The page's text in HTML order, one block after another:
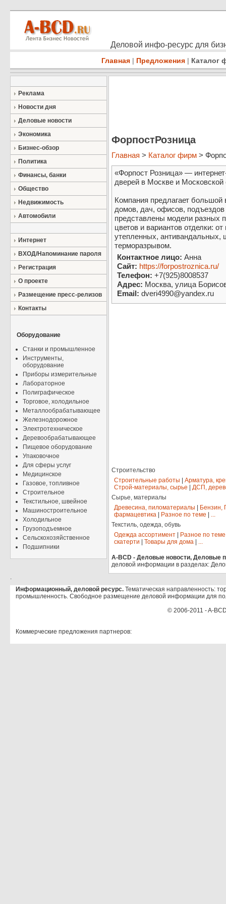
Деловой инфо-ресурс для
Главная | Предложения | Каталог
Реклама
Новости дня
Деловые новости
Экономика
Бизнес-обзор
Политика
Финансы, банки
Общество
Недвижимость
Автомобили
Интернет
ВХОД/Напоминание пароля
Регистрация
О проекте
Размещение пресс-релизов
Контакты
Оборудование
Станки и промышленное
Инструменты,
оборудование
Приборы измерительные
Лабораторное
Полиграфическое
Торговое, холодильное
Металлообрабатывающее
Железнодорожное
Электротехническое
Деревообрабатывающее
Пищевое оборудование
Упаковочное
Для сферы услуг
Медицинское
Газовое, топливное
Строительное
Текстильное, швейное
Машиностроительное
Холодильное
Грузоподъемное
Сельскохозяйственное
Подшипники
ФорпостРозница
Главная > Каталог фирм >
«Форпост Розница» —
дверей в Москве и Московской
Компания предлагает
домов, дач, офисов,
представлены модели разных
цветов и вариантов отделки:
утепленных, антивандальных,
терморазрывом.
Контактное лицо: Анна
Сайт: https://forpostroznica.ru/
Телефон: +7(925)8008537
Адрес: Москва, улица
Email: dveri4990@yandex.ru
Строительство
Строительные работы
Арматура,
Строй-материалы, сырье
ДСП,
Сырье, материалы
Древесина, пиломатериалы
Бензин,
фармацевтика
Разное по теме
...
Текстиль, одежда, обувь
Одежда ассортимент
Разное по теме
скатерти
Товары для дома ...
A-BCD - Деловые новости, Деловые
деловой информации в разделах:
.
Информационный, деловой ресурс. Тематическая направленность:
промышленность. Свободное размещение деловой информации для
© 2006-2011 - A-
Коммерческие предложения партнеров: